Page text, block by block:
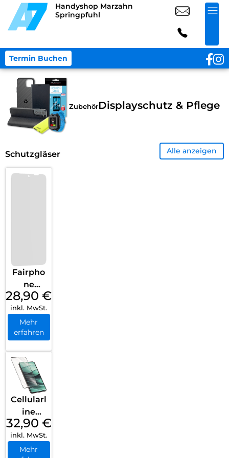
Handyshop Marzahn
Springpfuhl
Termin Buchen
ZubehörDisplayschutz & Pflege
Schutzgläser Alle anzeigen
Fairpho
ne
Screen
Protect
or with
Blue
Filter
Fairpho
ne 5
Transpa
rent
28,90 €
inkl. MwSt.
Mehr
erfahren
Cellularl
ine
Impact
Glass
Capsule
32,90 €
inkl. MwSt.
Mehr